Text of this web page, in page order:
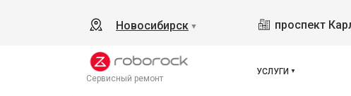
Новосибирск ▼ проспект
Сервисный ремонт
УСЛУГИ